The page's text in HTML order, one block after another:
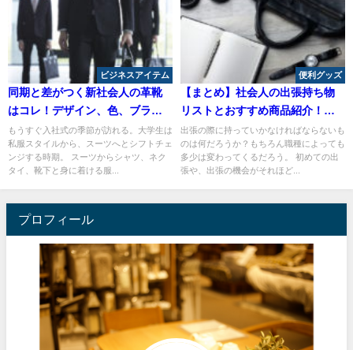
ビジネスアイテム
同期と差がつく新社会人の革靴
はコレ！デザイン、色、ブラン
ド、値段を紹介
もうすぐ入社式の季節が訪れる。大学生は
私服スタイルから、スーツへとシフトチェ
ンジする時期。 スーツからシャツ、ネク
タイ、靴下と身に着ける服...
便利グッズ
【まとめ】社会人の出張持ち物
リストとおすすめ商品紹介！早
見表
出張の際に持っていかなければならないも
のは何だろうか？もちろん職種によっても
多少は変わってくるだろう。 初めての出
張や、出張の機会がそれほど...
プロフィール